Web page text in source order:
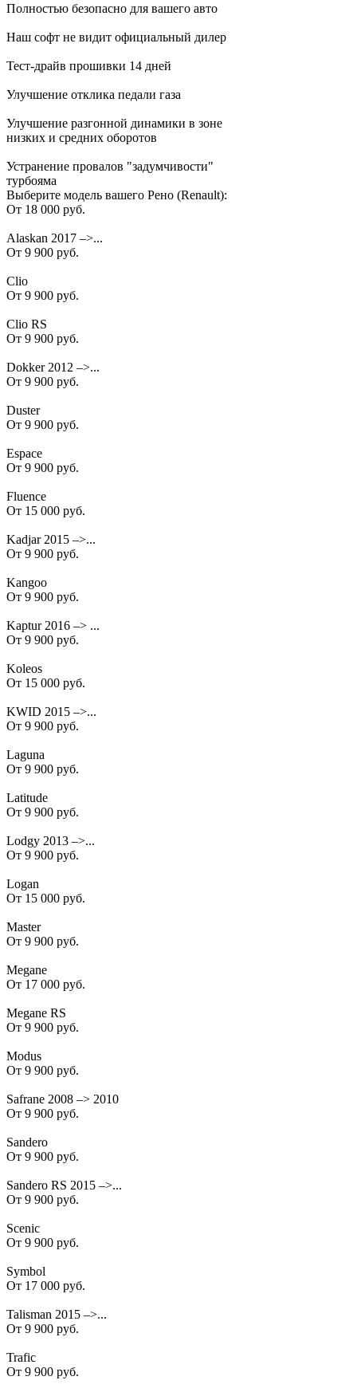
Полностью безопасно для вашего авто
Наш софт не видит официальный дилер
Тест-драйв прошивки 14 дней
Улучшение отклика педали газа
Улучшение разгонной динамики в зоне
низких и средних оборотов
Устранение провалов "задумчивости"
турбояма
Выберите модель вашего Рено (Renault):
От 18 000 руб.
Alaskan 2017 –>...
От 9 900 руб.
Clio
От 9 900 руб.
Clio RS
От 9 900 руб.
Dokker 2012 –>...
От 9 900 руб.
Duster
От 9 900 руб.
Espace
От 9 900 руб.
Fluence
От 15 000 руб.
Kadjar 2015 –>...
От 9 900 руб.
Kangoo
От 9 900 руб.
Kaptur 2016 –> ...
От 9 900 руб.
Koleos
От 15 000 руб.
KWID 2015 –>...
От 9 900 руб.
Laguna
От 9 900 руб.
Latitude
От 9 900 руб.
Lodgy 2013 –>...
От 9 900 руб.
Logan
От 15 000 руб.
Master
От 9 900 руб.
Megane
От 17 000 руб.
Megane RS
От 9 900 руб.
Modus
От 9 900 руб.
Safrane 2008 –> 2010
От 9 900 руб.
Sandero
От 9 900 руб.
Sandero RS 2015 –>...
От 9 900 руб.
Scenic
От 9 900 руб.
Symbol
От 17 000 руб.
Talisman 2015 –>...
От 9 900 руб.
Trafic
От 9 900 руб.